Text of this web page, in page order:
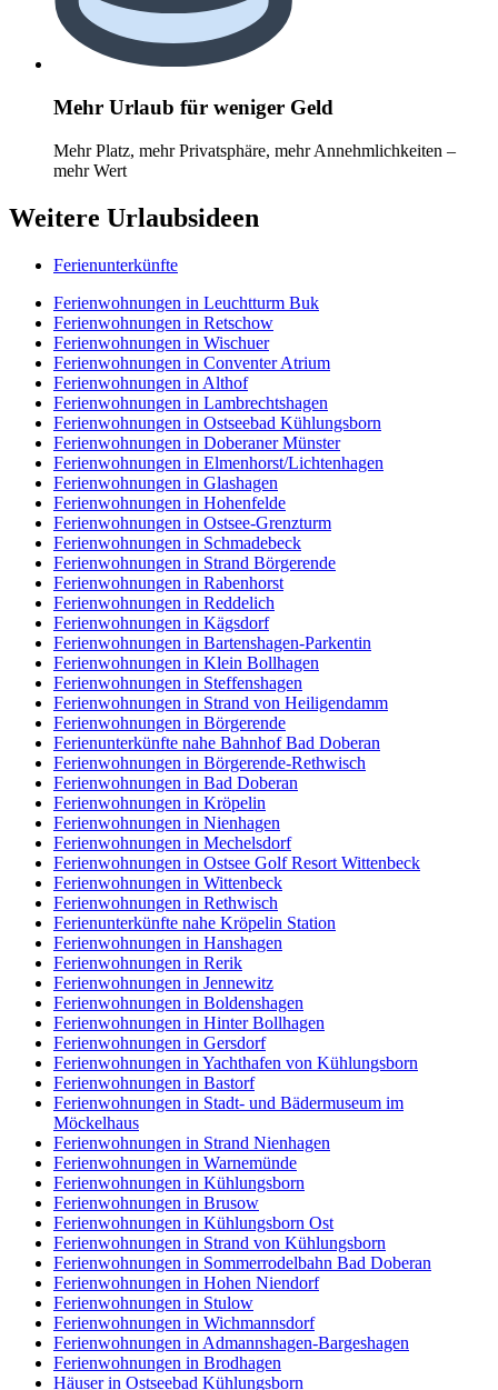
Mehr Urlaub für weniger Geld
Mehr Platz, mehr Privatsphäre, mehr Annehmlichkeiten –
mehr Wert
Weitere Urlaubsideen
Ferienunterkünfte
Ferienwohnungen in Leuchtturm Buk
Ferienwohnungen in Retschow
Ferienwohnungen in Wischuer
Ferienwohnungen in Conventer Atrium
Ferienwohnungen in Althof
Ferienwohnungen in Lambrechtshagen
Ferienwohnungen in Ostseebad Kühlungsborn
Ferienwohnungen in Doberaner Münster
Ferienwohnungen in Elmenhorst/Lichtenhagen
Ferienwohnungen in Glashagen
Ferienwohnungen in Hohenfelde
Ferienwohnungen in Ostsee-Grenzturm
Ferienwohnungen in Schmadebeck
Ferienwohnungen in Strand Börgerende
Ferienwohnungen in Rabenhorst
Ferienwohnungen in Reddelich
Ferienwohnungen in Kägsdorf
Ferienwohnungen in Bartenshagen-Parkentin
Ferienwohnungen in Klein Bollhagen
Ferienwohnungen in Steffenshagen
Ferienwohnungen in Strand von Heiligendamm
Ferienwohnungen in Börgerende
Ferienunterkünfte nahe Bahnhof Bad Doberan
Ferienwohnungen in Börgerende-Rethwisch
Ferienwohnungen in Bad Doberan
Ferienwohnungen in Kröpelin
Ferienwohnungen in Nienhagen
Ferienwohnungen in Mechelsdorf
Ferienwohnungen in Ostsee Golf Resort Wittenbeck
Ferienwohnungen in Wittenbeck
Ferienwohnungen in Rethwisch
Ferienunterkünfte nahe Kröpelin Station
Ferienwohnungen in Hanshagen
Ferienwohnungen in Rerik
Ferienwohnungen in Jennewitz
Ferienwohnungen in Boldenshagen
Ferienwohnungen in Hinter Bollhagen
Ferienwohnungen in Gersdorf
Ferienwohnungen in Yachthafen von Kühlungsborn
Ferienwohnungen in Bastorf
Ferienwohnungen in Stadt- und Bädermuseum im
Möckelhaus
Ferienwohnungen in Strand Nienhagen
Ferienwohnungen in Warnemünde
Ferienwohnungen in Kühlungsborn
Ferienwohnungen in Brusow
Ferienwohnungen in Kühlungsborn Ost
Ferienwohnungen in Strand von Kühlungsborn
Ferienwohnungen in Sommerrodelbahn Bad Doberan
Ferienwohnungen in Hohen Niendorf
Ferienwohnungen in Stulow
Ferienwohnungen in Wichmannsdorf
Ferienwohnungen in Admannshagen-Bargeshagen
Ferienwohnungen in Brodhagen
Häuser in Ostseebad Kühlungsborn